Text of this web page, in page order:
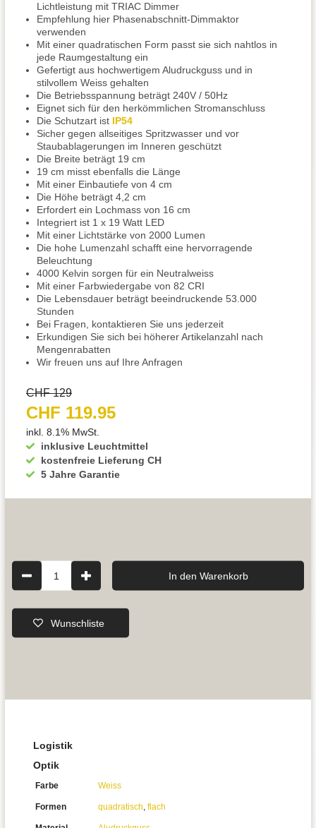
Lichtleistung mit TRIAC Dimmer
Empfehlung hier Phasenabschnitt-Dimmaktor
verwenden
Mit einer quadratischen Form passt sie sich nahtlos in
jede Raumgestaltung ein
Gefertigt aus hochwertigem Aludruckguss und in
stilvollem Weiss gehalten
Die Betriebsspannung beträgt 240V / 50Hz
Eignet sich für den herkömmlichen Stromanschluss
Die Schutzart ist IP54
Sicher gegen allseitiges Spritzwasser und vor
Staubablagerungen im Inneren geschützt
Die Breite beträgt 19 cm
19 cm misst ebenfalls die Länge
Mit einer Einbautiefe von 4 cm
Die Höhe beträgt 4,2 cm
Erfordert ein Lochmass von 16 cm
Integriert ist 1 x 19 Watt LED
Mit einer Lichtstärke von 2000 Lumen
Die hohe Lumenzahl schafft eine hervorragende
Beleuchtung
4000 Kelvin sorgen für ein Neutralweiss
Mit einer Farbwiedergabe von 82 CRI
Die Lebensdauer beträgt beeindruckende 53.000
Stunden
Bei Fragen, kontaktieren Sie uns jederzeit
Erkundigen Sie sich bei höherer Artikelanzahl nach
Mengenrabatten
Wir freuen uns auf Ihre Anfragen
inklusive Leuchtmittel
kostenfreie Lieferung CH
5 Jahre Garantie
CHF 129
CHF 119.95
inkl. 8.1% MwSt.
1 In den Warenkorb
Wunschliste
Logistik
Optik
Farbe Weiss
Formen quadratisch, flach